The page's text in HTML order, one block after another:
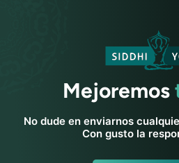
Mejoremos
No dude en enviarnos
Con gusto la